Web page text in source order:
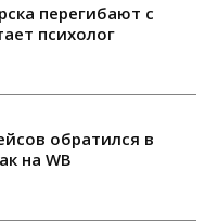
перегибают с
психолог
обратился в
на WB